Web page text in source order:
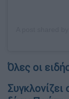
Όλες οι